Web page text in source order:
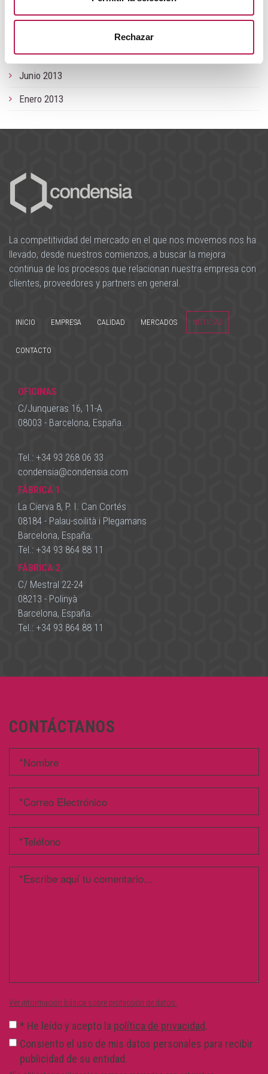
Rechazar
Septiempre 2013
Junio 2013
Enero 2013
La competitividad del mercado en el que nos movemos nos ha
llevado, desde nuestros comienzos, a buscar la mejora
continua de los procesos que relacionan nuestra empresa con
clientes, proveedores y partners en general.
INICIO EMPRESA CALIDAD MERCADOS NOTICIAS
CONTACTO
OFICINAS
C/Junqueras 16, 11-A
08003 - Barcelona, España.
Tel.: +34 93 268 06 33
condensia@condensia.com
FÁBRICA 1
La Cierva 8, P. I. Can Cortés
08184 - Palau-soilità i Plegamans
Barcelona, España.
Tel.: +34 93 864 88 11
FÁBRICA 2
C/ Mestral 22-24
08213 - Polinyà
Barcelona, España.
Tel.: +34 93 864 88 11
CONTÁCTANOS
Ver información básica sobre protección de datos.
* He leído y acepto la política de privacidad.
Consiento el uso de mis datos personales para recibir
publicidad de su entidad.